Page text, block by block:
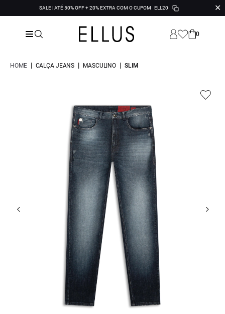
SALE | ATÉ 50% OFF + 20% EXTRA COM O CUPOM ELL20 ✕
0
HOME | CALÇA JEANS | MASCULINO | SLIM